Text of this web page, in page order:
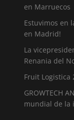
en Marruecos
Estuvimos en
en Madrid!
La
Renania del
Fruit Logistica
GROWTECH
mundial de la